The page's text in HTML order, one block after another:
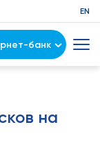
EN
банк
на